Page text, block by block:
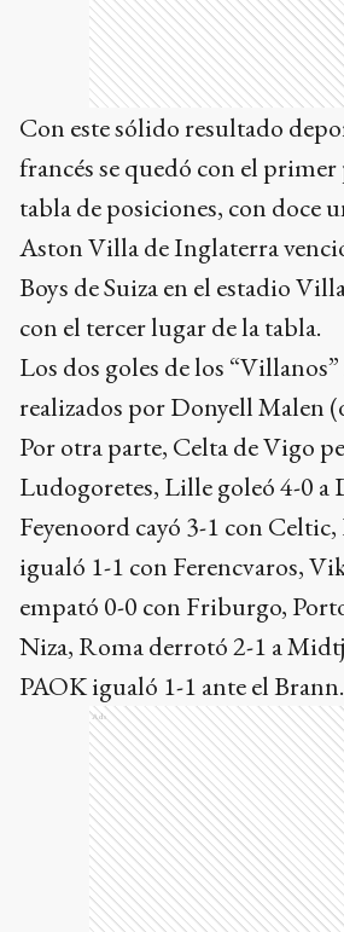
Con este sólido resultado
francés se quedó con el primer
tabla de posiciones, con doce
Aston Villa de Inglaterra
Boys de Suiza en el estadio
con el tercer lugar de la tabla.
Los dos goles de los
realizados por Donyell Malen
Por otra parte, Celta de Vigo
Ludogoretes, Lille goleó 4-0 a
Feyenoord cayó 3-1 con Celtic,
igualó 1-1 con Ferencvaros,
empató 0-0 con Friburgo,
Niza, Roma derrotó 2-1 a
PAOK igualó 1-1 ante el Brann.
Ads